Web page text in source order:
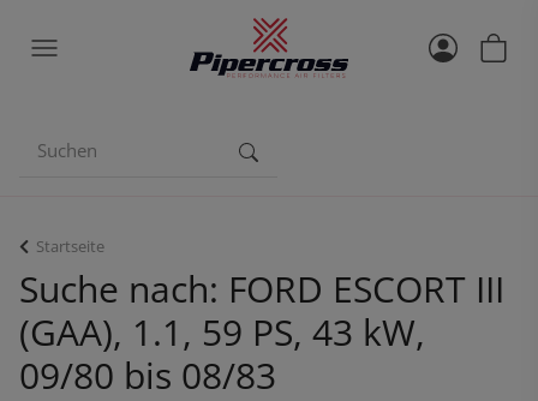
Startseite
Suche nach: FORD ESCORT III
(GAA), 1.1, 59 PS, 43 kW,
09/80 bis 08/83